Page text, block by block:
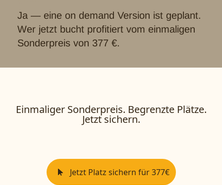
Ja — eine on demand Version ist geplant.
Wer jetzt bucht profitiert vom einmaligen
Sonderpreis von 377 €.
Einmaliger Sonderpreis. Begrenzte Plätze.
Jetzt sichern.
Jetzt Platz sichern für 377€